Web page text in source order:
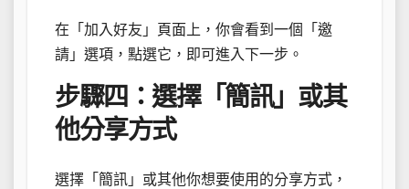
在「加入好友」頁面上，你會看到一個「邀
請」選項，點選它，即可進入下一步。
步驟四：選擇「簡訊」或其
他分享方式
選擇「簡訊」或其他你想要使用的分享方式，